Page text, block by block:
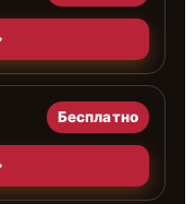
Бесплатно